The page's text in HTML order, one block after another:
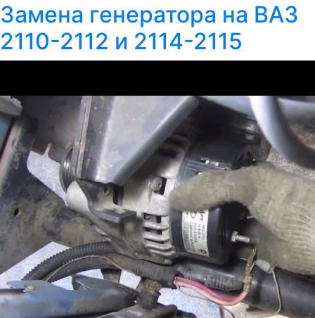
Замена генератора на ВАЗ
2110-2112 и 2114-2115